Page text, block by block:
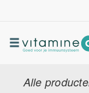
Alle